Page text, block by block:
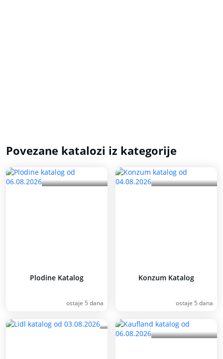
Povezane katalozi iz kategorije
Plodine Katalog
ostaje 5 dana
Konzum Katalog
ostaje 5 dana